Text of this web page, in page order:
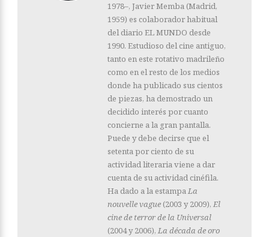
1978–, Javier Memba (Madrid,
1959) es colaborador habitual
del diario EL MUNDO desde
1990. Estudioso del cine antiguo,
tanto en este rotativo madrileño
como en el resto de los medios
donde ha publicado sus cientos
de piezas, ha demostrado un
decidido interés por cuanto
concierne a la gran pantalla.
Puede y debe decirse que el
setenta por ciento de su
actividad literaria viene a dar
cuenta de su actividad cinéfila.
Ha dado a la estampaLa
nouvelle vague (2003 y 2009), El
cine de terror de la Universal
(2004 y 2006), La década de oro